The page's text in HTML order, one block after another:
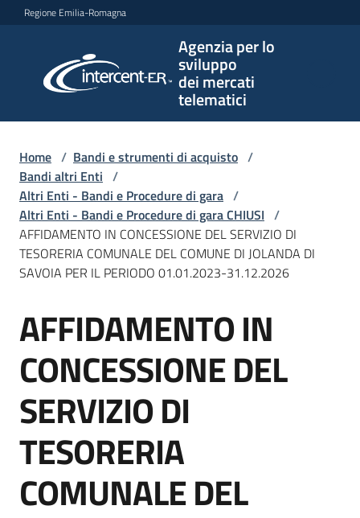
Vai al contenuto
Vai alla navigazione
Vai al footer
Regione Emilia-Romagna
Agenzia per lo
sviluppo
dei mercati
telematici
per lo
sviluppo
telematici
L'Agenzia
e
strumenti
acquisto
Supporto
Piattaforme
Home / Bandi e strumenti di acquisto /
Bandi altri Enti /
Altri Enti - Bandi e Procedure di gara /
Altri Enti - Bandi e Procedure di gara CHIUSI /
AFFIDAMENTO IN CONCESSIONE DEL SERVIZIO DI
TESORERIA COMUNALE DEL COMUNE DI JOLANDA DI
SAVOIA PER IL PERIODO 01.01.2023-31.12.2026
Salta al contenuto
AFFIDAMENTO IN
CONCESSIONE DEL
SERVIZIO DI
TESORERIA
COMUNALE DEL